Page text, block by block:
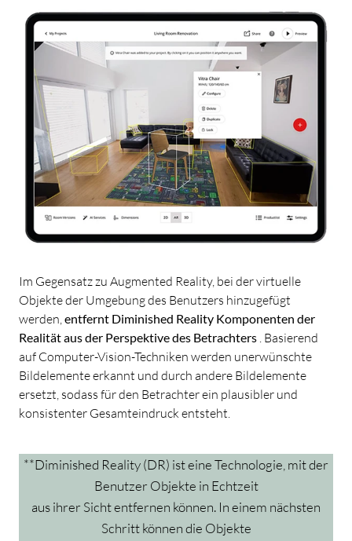
Im Gegensatz zu Augmented Reality, bei der virtuelle
Objekte der Umgebung des Benutzers hinzugefügt
werden, entfernt Diminished Reality Komponenten der
Realität aus der Perspektive des Betrachters . Basierend
auf Computer-Vision-Techniken werden unerwünschte
Bildelemente erkannt und durch andere Bildelemente
ersetzt, sodass für den Betrachter ein plausibler und
konsistenter Gesamteindruck entsteht.
**Diminished Reality (DR) ist eine Technologie, mit der
Benutzer Objekte in Echtzeit
aus ihrer Sicht entfernen können. In einem nächsten
Schritt können die Objekte